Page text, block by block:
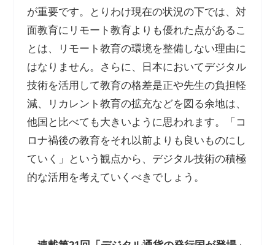
が重要です。とりわけ現在の状況の下では、対
面教育にリモート教育よりも優れた点があるこ
とは、リモート教育の環境を整備しない理由に
はなりません。さらに、日本においてデジタル
技術を活用して教育の格差是正や先生の負担軽
減、リカレント教育の拡充などを図る余地は、
他国と比べても大きいように思われます。「コ
ロナ禍後の教育をそれ以前よりも良いものにし
ていく」という観点から、デジタル技術の積極
的な活用を考えていくべきでしょう。